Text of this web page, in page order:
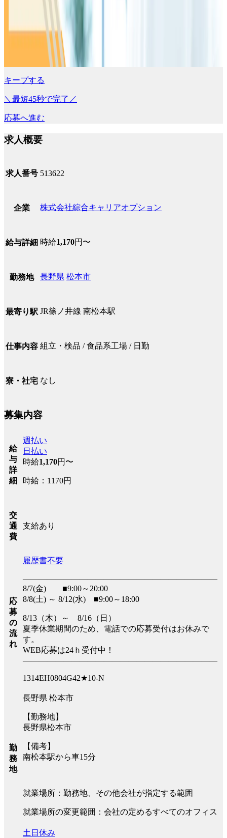
キープする
＼最短45秒で完了／
応募へ進む
求人概要
求人番号 513622
企業 株式会社綜合キャリアオプション
給与詳細 時給1,170円〜
勤務地 長野県 松本市
最寄り駅 JR篠ノ井線 南松本駅
仕事内容 組立・検品 / 食品系工場 / 日勤
寮・社宅 なし
募集内容
給
与
詳
細
週払い
日払い
時給1,170円〜
時給：1170円
交
通
費
支給あり
応
募
の
流
れ
履歴書不要
――――――――――――――――――――――――
8/7(金) ■9:00～20:00
8/8(土) ～ 8/12(水) ■9:00～18:00
8/13（木）～ 8/16（日）
夏季休業期間のため、電話での応募受付はお休みで
す。
WEB応募は24ｈ受付中！
――――――――――――――――――――――――
1314EH0804G42★10-N
勤
務
地
長野県 松本市
【勤務地】
長野県松本市
【備考】
南松本駅から車15分
就業場所：勤務地、その他会社が指定する範囲
就業場所の変更範囲：会社の定めるすべてのオフィス
土日休み